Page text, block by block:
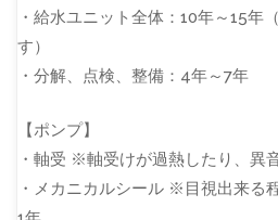
・給水ユニット全体：10年～15年
す）
・分解、点検、整備：4年～7年
【ポンプ】
・軸受 ※軸受けが過熱したり、異
・メカニカルシール ※目視出来る